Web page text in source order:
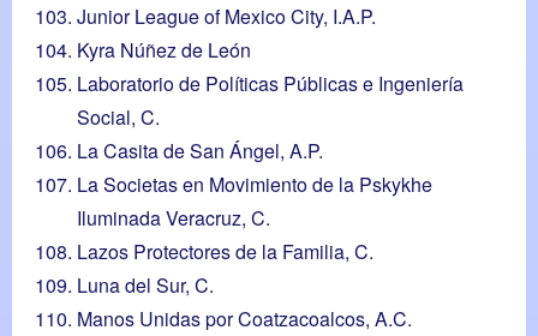
Junior League of Mexico City, I.A.P.
Kyra Núñez de León
Laboratorio de Políticas Públicas e Ingeniería
Social, C.
La Casita de San Ángel, A.P.
La Societas en Movimiento de la Pskykhe
Iluminada Veracruz, C.
Lazos Protectores de la Familia, C.
Luna del Sur, C.
Manos Unidas por Coatzacoalcos, A.C.